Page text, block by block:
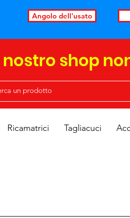
Angolo dell'usato
shop
Ricamatrici Tagliacuci